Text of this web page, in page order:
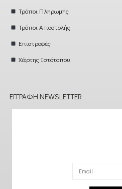
Τρόποι Πληρωμής
Τρόποι Αποστολής
Επιστροφές
Χάρτης Ιστότοπου
ΕΓΓΡΑΦΉ NEWSLETTER